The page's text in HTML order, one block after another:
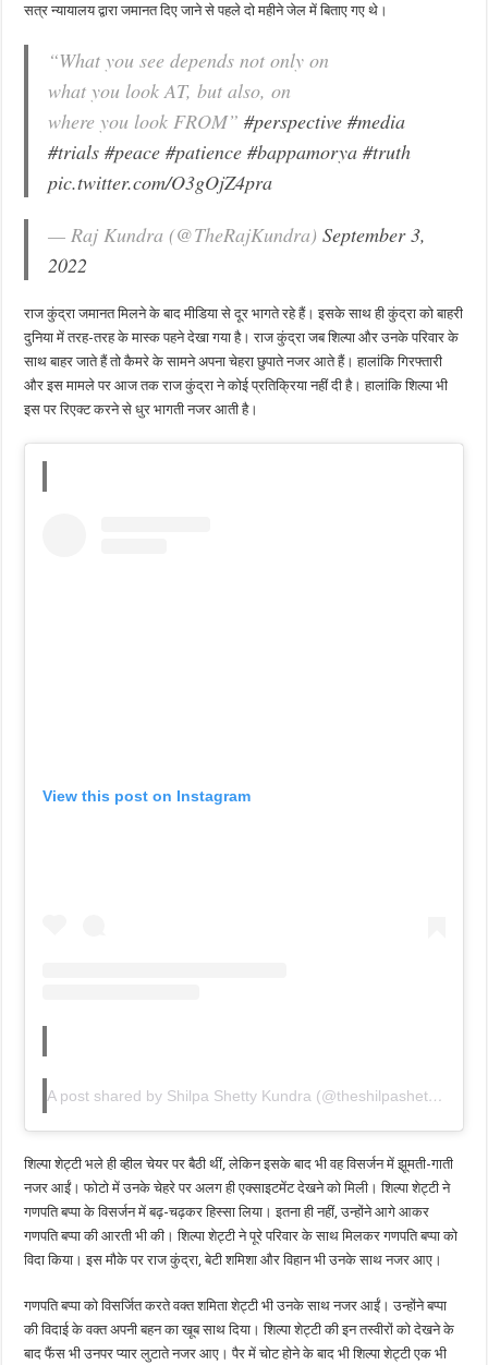
सत्र न्यायालय द्वारा जमानत दिए जाने से पहले दो महीने जेल में बिताए गए थे।
“What you see depends not only on
what you look AT, but also, on
where you look FROM”#perspective #media
#trials #peace #patience #bappamorya #truth
pic.twitter.com/O3gOjZ4pra
— Raj Kundra (@TheRajKundra)September 3,
2022
राज कुंद्रा जमानत मिलने के बाद मीडिया से दूर भागते रहे हैं। इसके साथ ही कुंद्रा को बाहरी
दुनिया में तरह-तरह के मास्क पहने देखा गया है। राज कुंद्रा जब शिल्पा और उनके परिवार के
साथ बाहर जाते हैं तो कैमरे के सामने अपना चेहरा छुपाते नजर आते हैं। हालांकि गिरफ्तारी
और इस मामले पर आज तक राज कुंद्रा ने कोई प्रतिक्रिया नहीं दी है। हालांकि शिल्पा भी
इस पर रिएक्ट करने से धुर भागती नजर आती है।
View this post on Instagram
A post shared by Shilpa Shetty Kundra (@theshilpashetty)
शिल्पा शेट्टी भले ही व्हील चेयर पर बैठी थीं, लेकिन इसके बाद भी वह विसर्जन में झूमती-गाती
नजर आईं। फोटो में उनके चेहरे पर अलग ही एक्साइटमेंट देखने को मिली। शिल्पा शेट्टी ने
गणपति बप्पा के विसर्जन में बढ़-चढ़कर हिस्सा लिया। इतना ही नहीं, उन्होंने आगे आकर
गणपति बप्पा की आरती भी की। शिल्पा शेट्टी ने पूरे परिवार के साथ मिलकर गणपति बप्पा को
विदा किया। इस मौके पर राज कुंद्रा, बेटी शमिशा और विहान भी उनके साथ नजर आए।
गणपति बप्पा को विसर्जित करते वक्त शमिता शेट्टी भी उनके साथ नजर आईं। उन्होंने बप्पा
की विदाई के वक्त अपनी बहन का खूब साथ दिया। शिल्पा शेट्टी की इन तस्वीरों को देखने के
बाद फैंस भी उनपर प्यार लुटाते नजर आए। पैर में चोट होने के बाद भी शिल्पा शेट्टी एक भी